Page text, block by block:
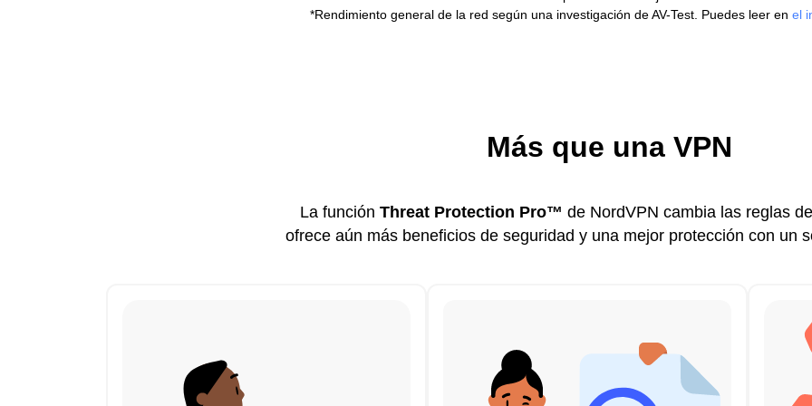
*Rendimiento general de la red según una investigación de AV-Test. Puedes leer en el
Más que una VPN
La función Threat Protection Pro™ de NordVPN cambia las reglas
ofrece aún más beneficios de seguridad y una mejor protección con un